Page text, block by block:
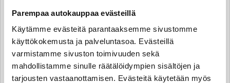
Parempaa autokauppaa evästeillä
Käytämme evästeitä parantaaksemme sivustomme
käyttökokemusta ja palveluntasoa. Evästeillä
varmistamme sivuston toimivuuden sekä
mahdollistamme sinulle räätälöidympien sisältöjen ja
tarjousten vastaanottamisen. Evästeitä käytetään myös
Olli-Pekka Lähdesmäki
Automyyjä, hyötyajoneuvot FI
olli-pekka.lahdesmaki
@rintajouppi.fi